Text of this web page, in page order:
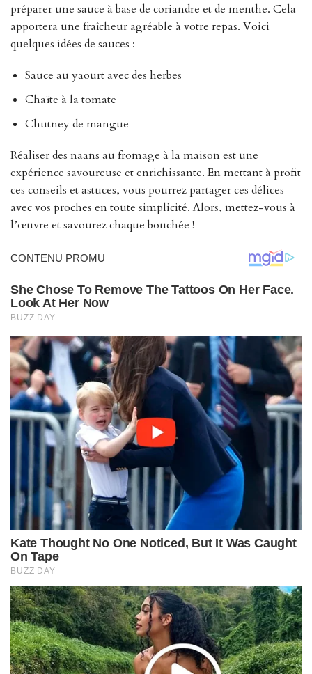
préparer une sauce à base de coriandre et de menthe. Cela
apportera une fraîcheur agréable à votre repas. Voici
quelques idées de sauces :
Sauce au yaourt avec des herbes
Chaïte à la tomate
Chutney de mangue
Réaliser des naans au fromage à la maison est une
expérience savoureuse et enrichissante. En mettant à profit
ces conseils et astuces, vous pourrez partager ces délices
avec vos proches en toute simplicité. Alors, mettez-vous à
l’œuvre et savourez chaque bouchée !